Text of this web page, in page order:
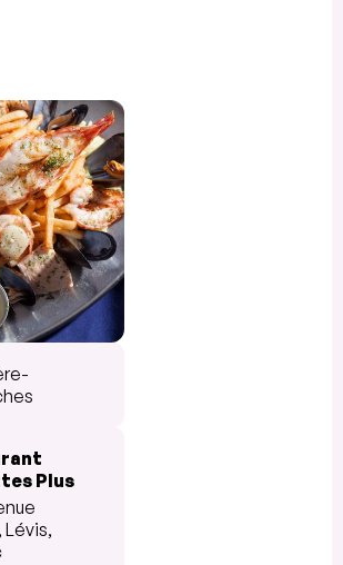
Plus
Lévis,